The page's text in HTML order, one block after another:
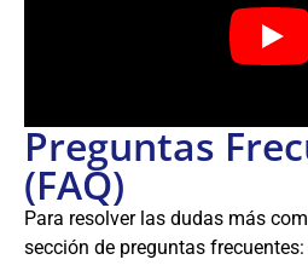
Preguntas
(FAQ)
Para resolver las dudas más
sección de preguntas frecuentes: